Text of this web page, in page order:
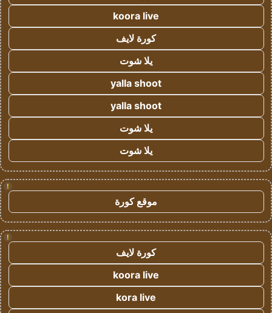
koora live
كورة لايف
يلا شوت
yalla shoot
yalla shoot
يلا شوت
يلا شوت
!
موقع كورة
!
كورة لايف
koora live
kora live